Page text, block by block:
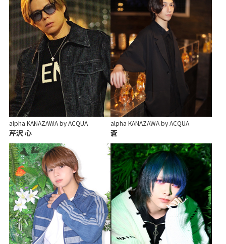
alpha KANAZAWA by ACQUA
芹沢 心
alpha KANAZAWA by ACQUA
蒼